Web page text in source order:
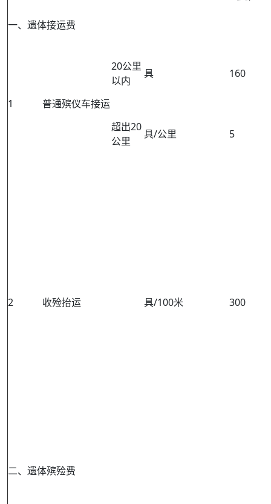
一、遗体接运费
1 普通殡仪车接运
20公里
以内
具 160
超出20
公里
具/公里 5
2 收殓抬运 具/100米 300
二、遗体殡殓费